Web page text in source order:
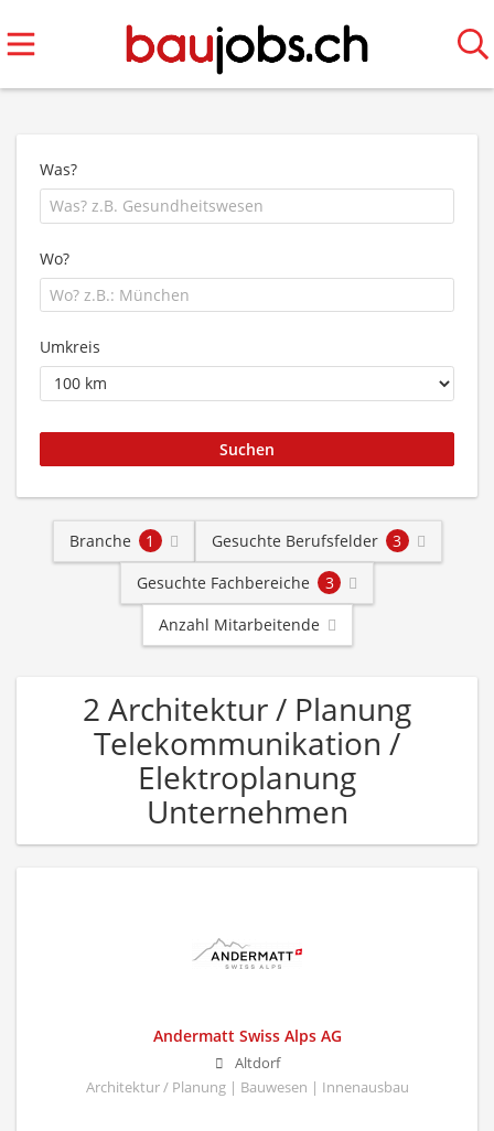
Was?
Wo?
Umkreis
Branche 1 Gesuchte Berufsfelder
3
Gesuchte Fachbereiche
3
Anzahl Mitarbeitende
2 Architektur / Planung
Telekommunikation /
Elektroplanung
Unternehmen
Andermatt Swiss Alps AG
Altdorf
Architektur / Planung | Bauwesen | Innenausbau